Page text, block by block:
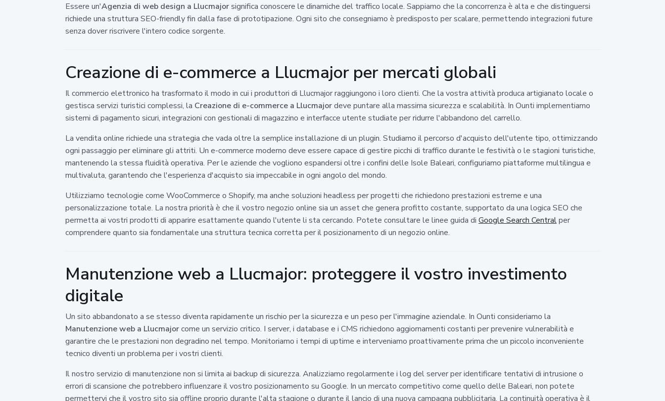
Essere un'Agenzia di web design a Llucmajorsignifica conoscere le dinamiche del traffico locale. Sappiamo che la concorrenza è alta e che distinguersi
richiede una struttura SEO-friendly fin dalla fase di prototipazione. Ogni sito che consegniamo è predisposto per scalare, permettendo integrazioni future
senza dover riscrivere l'intero codice sorgente.
Creazione di e-commerce a Llucmajor per mercati globali
Il commercio elettronico ha trasformato il modo in cui i produttori di Llucmajor raggiungono i loro clienti. Che la vostra attività produca artigianato locale o
gestisca servizi turistici complessi, la Creazione di e-commerce a Llucmajordeve puntare alla massima sicurezza e scalabilità. In Ounti implementiamo
sistemi di pagamento sicuri, integrazioni con gestionali di magazzino e interfacce utente studiate per ridurre l'abbandono del carrello.
La vendita online richiede una strategia che vada oltre la semplice installazione di un plugin. Studiamo il percorso d'acquisto dell'utente tipo, ottimizzando
ogni passaggio per eliminare gli attriti. Un e-commerce moderno deve essere capace di gestire picchi di traffico durante le festività o le stagioni turistiche,
mantenendo la stessa fluidità operativa. Per le aziende che vogliono espandersi oltre i confini delle Isole Baleari, configuriamo piattaforme multilingua e
multivaluta, garantendo che l'esperienza d'acquisto sia impeccabile in ogni angolo del mondo.
Utilizziamo tecnologie come WooCommerce o Shopify, ma anche soluzioni headless per progetti che richiedono prestazioni estreme e una
personalizzazione totale. La nostra priorità è che il vostro negozio online sia un asset che genera profitto costante, supportato da una logica SEO che
permetta ai vostri prodotti di apparire esattamente quando l'utente li sta cercando. Potete consultare le linee guida di Google Search Centralper
comprendere quanto sia fondamentale una struttura tecnica corretta per il posizionamento di un negozio online.
Manutenzione web a Llucmajor: proteggere il vostro investimento
digitale
Un sito abbandonato a se stesso diventa rapidamente un rischio per la sicurezza e un peso per l'immagine aziendale. In Ounti consideriamo la
Manutenzione web a Llucmajorcome un servizio critico. I server, i database e i CMS richiedono aggiornamenti costanti per prevenire vulnerabilità e
garantire che le prestazioni non degradino nel tempo. Monitoriamo i tempi di uptime e interveniamo proattivamente prima che un piccolo inconveniente
tecnico diventi un problema per i vostri clienti.
Il nostro servizio di manutenzione non si limita ai backup di sicurezza. Analizziamo regolarmente i log del server per identificare tentativi di intrusione o
errori di scansione che potrebbero influenzare il vostro posizionamento su Google. In un mercato competitivo come quello delle Baleari, non potete
permettervi che il vostro sito sia offline proprio durante l'alta stagione o durante il lancio di una nuova campagna pubblicitaria. La continuità operativa è il